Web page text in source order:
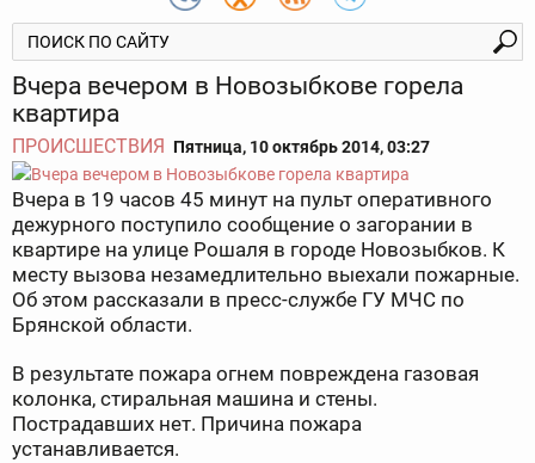
Вчера вечером в Новозыбкове горела
квартира
ПРОИСШЕСТВИЯ Пятница, 10 октябрь 2014, 03:27
Вчера в 19 часов 45 минут на пульт оперативного
дежурного поступило сообщение о загорании в
квартире на улице Рошаля в городе Новозыбков. К
месту вызова незамедлительно выехали пожарные.
Об этом рассказали в пресс-службе ГУ МЧС по
Брянской области.
В результате пожара огнем повреждена газовая
колонка, стиральная машина и стены.
Пострадавших нет. Причина пожара
устанавливается.